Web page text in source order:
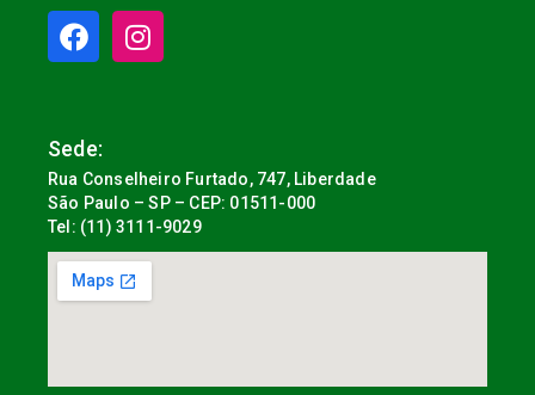
Sede:
Rua Conselheiro Furtado, 747, Liberdade
São Paulo – SP – CEP: 01511-000
Tel: (11) 3111-9029